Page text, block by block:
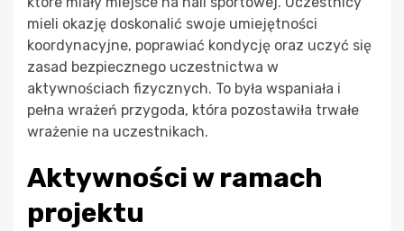
mieli okazję doskonalić swoje umiejętności
koordynacyjne, poprawiać kondycję oraz uczyć się
zasad bezpiecznego uczestnictwa w
aktywnościach fizycznych. To była wspaniała i
pełna wrażeń przygoda, która pozostawiła trwałe
wrażenie na uczestnikach.
Aktywności w ramach
projektu